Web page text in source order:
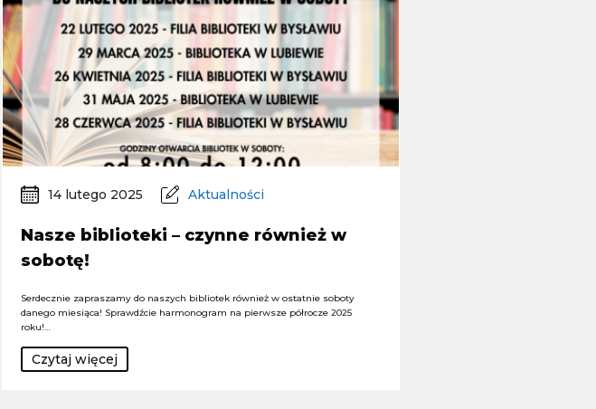
14 lutego 2025 Aktualności
Nasze biblioteki – czynne również w
sobotę!
Serdecznie zapraszamy do naszych bibliotek również w ostatnie soboty
danego miesiąca! Sprawdźcie harmonogram na pierwsze półrocze 2025
roku!…
Czytaj więcej